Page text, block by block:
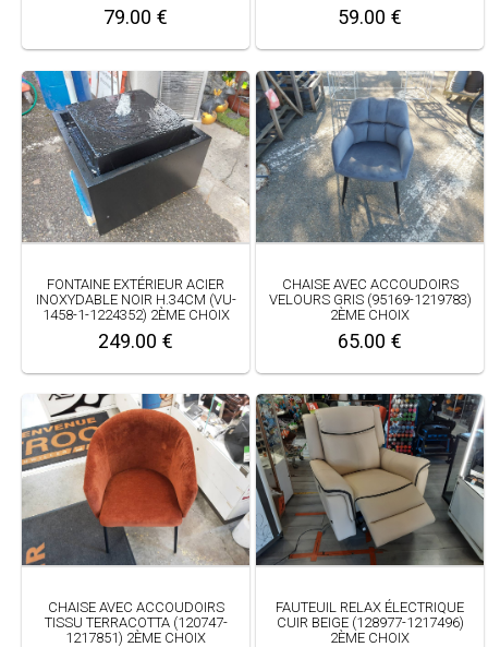
79.00 € 59.00 €
FONTAINE EXTÉRIEUR ACIER
INOXYDABLE NOIR H.34CM (VU-
1458-1-1224352) 2ÈME CHOIX
249.00 €
CHAISE AVEC ACCOUDOIRS
VELOURS GRIS (95169-1219783)
2ÈME CHOIX
65.00 €
CHAISE AVEC ACCOUDOIRS
TISSU TERRACOTTA (120747-
1217851) 2ÈME CHOIX
FAUTEUIL RELAX ÉLECTRIQUE
CUIR BEIGE (128977-1217496)
2ÈME CHOIX